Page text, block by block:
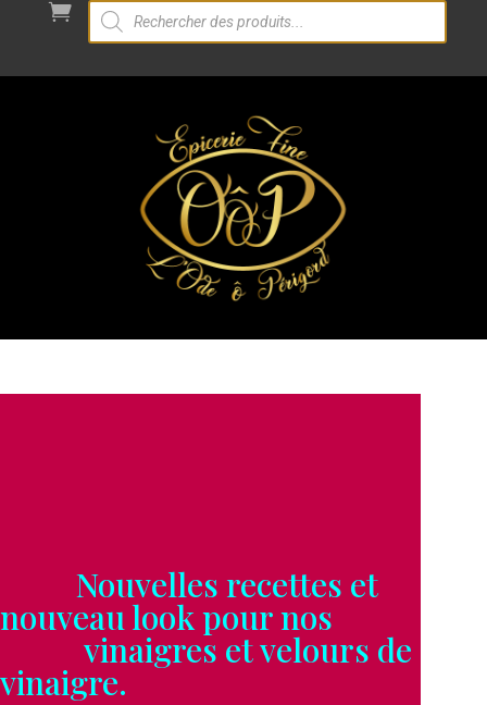

Recherche
de
Nouvelles recettes et
nouveau look pour nos
vinaigres et velours de
vinaigre.